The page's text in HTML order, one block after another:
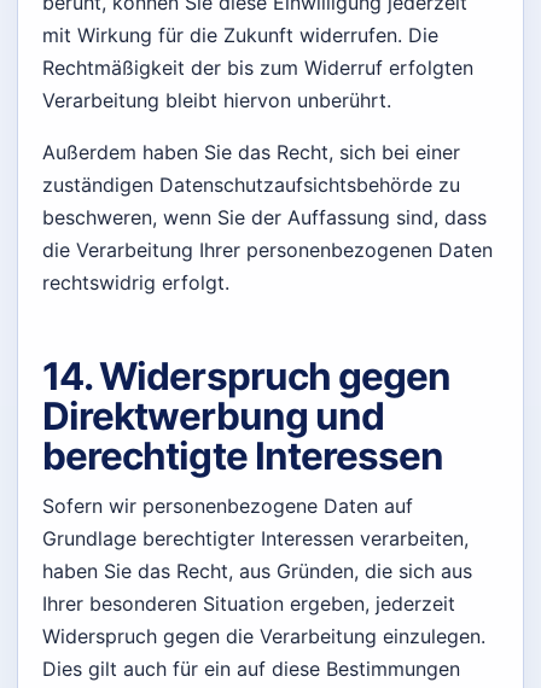
mit Wirkung für die Zukunft widerrufen. Die
Rechtmäßigkeit der bis zum Widerruf erfolgten
Verarbeitung bleibt hiervon unberührt.
Außerdem haben Sie das Recht, sich bei einer
zuständigen Datenschutzaufsichtsbehörde zu
beschweren, wenn Sie der Auffassung sind, dass
die Verarbeitung Ihrer personenbezogenen Daten
rechtswidrig erfolgt.
14. Widerspruch gegen
Direktwerbung und
berechtigte Interessen
Sofern wir personenbezogene Daten auf
Grundlage berechtigter Interessen verarbeiten,
haben Sie das Recht, aus Gründen, die sich aus
Ihrer besonderen Situation ergeben, jederzeit
Widerspruch gegen die Verarbeitung einzulegen.
Dies gilt auch für ein auf diese Bestimmungen